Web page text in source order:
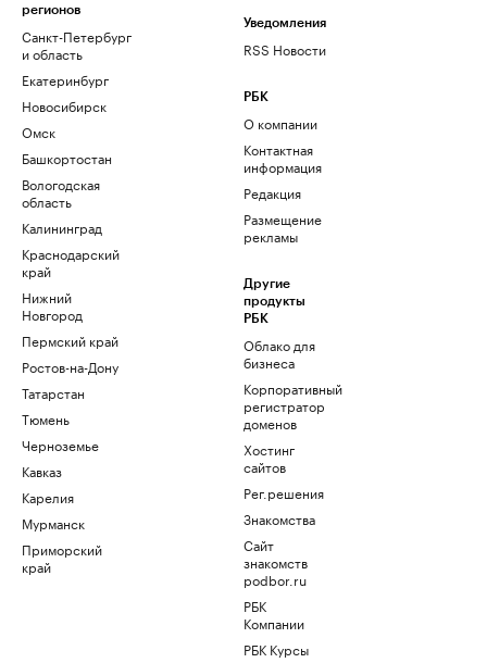
регионов
Санкт-Петербург
и область
Екатеринбург
Новосибирск
Омск
Башкортостан
Вологодская
область
Калининград
Краснодарский
край
Нижний
Новгород
Пермский край
Ростов-на-Дону
Татарстан
Тюмень
Черноземье
Кавказ
Карелия
Мурманск
Приморский
край
Уведомления
RSS Новости
РБК
О компании
Контактная
информация
Редакция
Размещение
рекламы
Другие
продукты
РБК
Облако для
бизнеса
Корпоративный
регистратор
доменов
Хостинг
сайтов
Рег.решения
Знакомства
Сайт
знакомств
podbor.ru
РБК
Компании
РБК Курсы